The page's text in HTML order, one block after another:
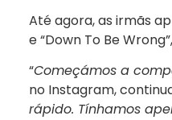
Até agora, as irmãs
e “Down To Be
“Começámos a
no Instagram,
rápido. Tínhamos